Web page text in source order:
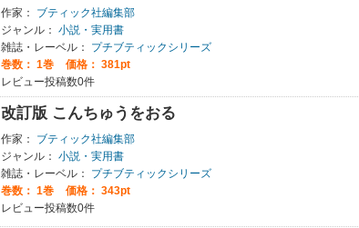
作家：
ブティック社編集部
ジャンル： 小説・実用書
雑誌・レーベル：
プチブティックシリーズ
巻数： 1巻
価格： 381pt
レビュー投稿数0件
改訂版 こんちゅうをおる
作家：
ブティック社編集部
ジャンル： 小説・実用書
雑誌・レーベル：
プチブティックシリーズ
巻数： 1巻
価格： 343pt
レビュー投稿数0件